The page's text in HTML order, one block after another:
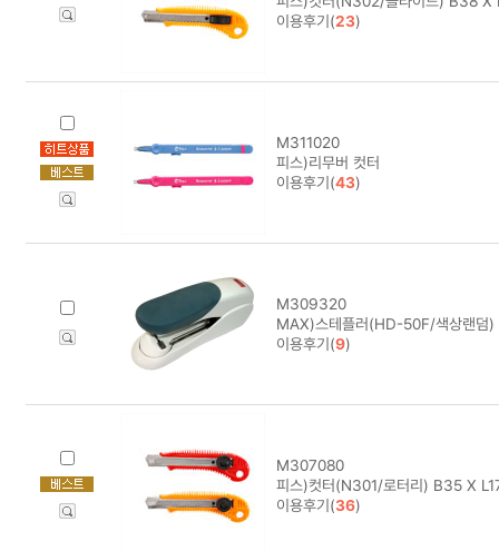
이용후기(23)
M311020
피스)리무버 컷터
이용후기(43)
M309320
MAX)스테플러(HD-50F/색상랜
이용후기(9)
M307080
피스)컷터(N301/로터리) B35 X
이용후기(36)